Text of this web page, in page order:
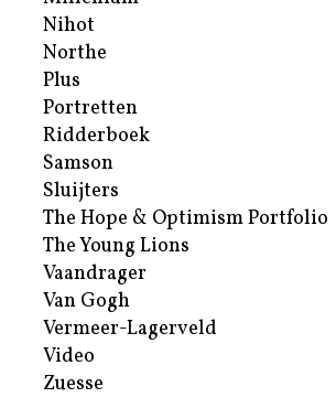
Nihot
Northe
Plus
Portretten
Ridderboek
Samson
Sluijters
The Hope & Optimism Portfolio
The Young Lions
Vaandrager
Van Gogh
Vermeer-Lagerveld
Video
Zuesse